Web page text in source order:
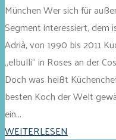
München Wer sich für
Segment interessiert, dem
Adrià, von 1990 bis 2011
„elbulli“ in Roses an der
Doch was heißt
besten Koch der Welt
ein...
WEITERLESEN